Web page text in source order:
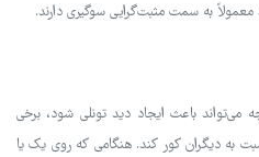
معمولاً به سمت مثبت‌گرایی سوگیری دارند.
باعث ایجاد دید تونلی شود، برخی
به دیگران کور کند. هنگامی که روی یک یا